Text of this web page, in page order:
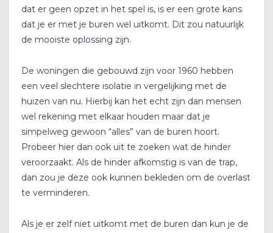
dat er geen opzet in het spel is, is er een grote kans
dat je er met je buren wel uitkomt. Dit zou natuurlijk
de mooiste oplossing zijn.
De woningen die gebouwd zijn voor 1960 hebben
een veel slechtere isolatie in vergelijking met de
huizen van nu. Hierbij kan het echt zijn dan mensen
wel rekening met elkaar houden maar dat je
simpelweg gewoon “alles” van de buren hoort.
Probeer hier dan ook uit te zoeken wat de hinder
veroorzaakt. Als de hinder afkomstig is van de trap,
dan zou je deze ook kunnen bekleden om de overlast
te verminderen.
Als je er zelf niet uitkomt met de buren dan kun je de